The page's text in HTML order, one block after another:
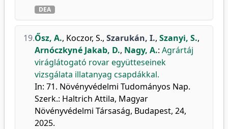
DEA
19.Ősz, A., Koczor, S., Szarukán, I., Szanyi, S.,
Arnóczkyné Jakab, D., Nagy, A.: Agrártáj
viráglátogató rovar együtteseinek
vizsgálata illatanyag csapdákkal.
In: 71. Növényvédelmi Tudományos Nap.
Szerk.: Haltrich Attila, Magyar
Növényvédelmi Társaság, Budapest, 24,
2025.